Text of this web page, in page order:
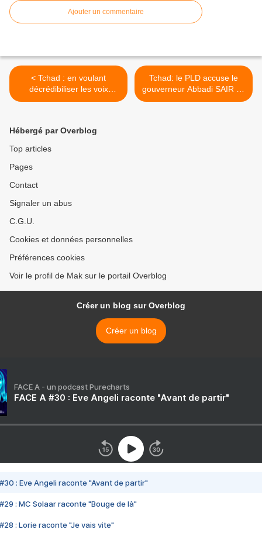
Ajouter un commentaire
< Tchad : en voulant
décrédibiliser les voix
déviantes et discordantes,
Tchad: le PLD accuse le
gouverneur Abbadi SAIR de
réprimer ses militants >
Hébergé par Overblog
Top articles
Pages
Contact
Signaler un abus
C.G.U.
Cookies et données personnelles
Préférences cookies
Voir le profil de Mak sur le portail Overblog
Créer un blog sur Overblog
Créer un blog
FACE A - un podcast Purecharts
FACE A #30 : Eve Angeli raconte "Avant de partir"
#30 : Eve Angeli raconte "Avant de partir"
#29 : MC Solaar raconte "Bouge de là"
#28 : Lorie raconte "Je vais vite"